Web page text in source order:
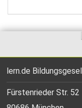
lern.de
Fürstenrieder Str. 52